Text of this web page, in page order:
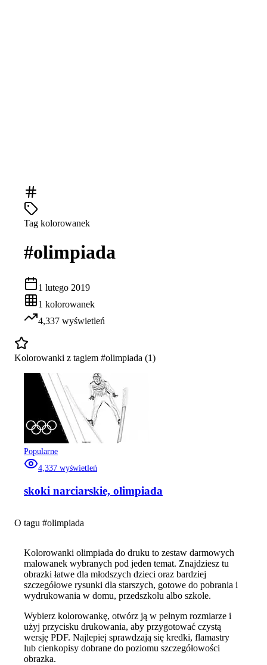
Tag kolorowanek
#olimpiada
1 lutego 2019
1 kolorowanek
4,337 wyświetleń
Kolorowanki z tagiem #olimpiada (1)
Popularne
4,337 wyświetleń
skoki narciarskie, olimpiada
O tagu #olimpiada
Kolorowanki olimpiada do druku to zestaw darmowych
malowanek wybranych pod jeden temat. Znajdziesz tu
obrazki łatwe dla młodszych dzieci oraz bardziej
szczegółowe rysunki dla starszych, gotowe do pobrania i
wydrukowania w domu, przedszkolu albo szkole.
Wybierz kolorowankę, otwórz ją w pełnym rozmiarze i
użyj przycisku drukowania, aby przygotować czystą
wersję PDF. Najlepiej sprawdzają się kredki, flamastry
lub cienkopisy dobrane do poziomu szczegółowości
obrazka.